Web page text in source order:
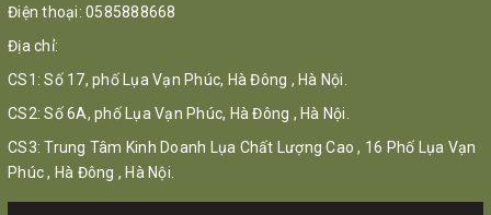
Điện thoại: 0585888668
Địa chỉ:
CS1: Số 17, phố Lụa Vạn Phúc, Hà Đông , Hà Nội.
CS2: Số 6A, phố Lụa Vạn Phúc, Hà Đông , Hà Nội.
CS3: Trung Tâm Kinh Doanh Lụa Chất Lượng Cao , 16 Phố Lụa Vạn
Phúc , Hà Đông , Hà Nội.